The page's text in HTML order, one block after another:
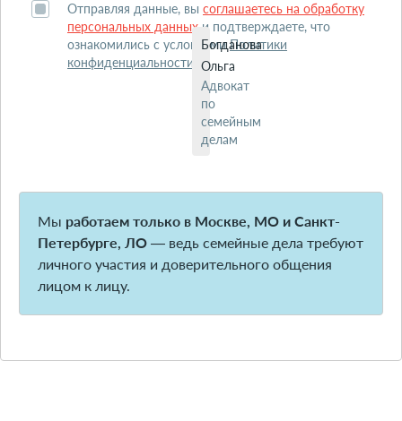
Отправляя данные, вы соглашаетесь на обработку
персональных данных и подтверждаете, что
ознакомились с условиямиПолитики
конфиденциальности
Богданова
Ольга
Адвокат
по
семейным
делам
Мы работаем только в Москве, МО и Санкт-
Петербурге, ЛО — ведь семейные дела требуют
личного участия и доверительного общения
лицом к лицу.